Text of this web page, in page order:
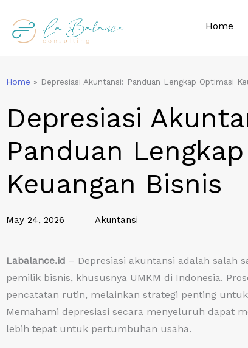
content
Home
Home » Depresiasi Akuntansi: Panduan Lengkap Optimasi
Depresiasi
Panduan
Keuangan Bisnis
May 24, 2026 Akuntansi
Labalance.id – Depresiasi akuntansi adalah salah
pemilik bisnis, khususnya UMKM di Indonesia.
pencatatan rutin, melainkan strategi penting
Memahami depresiasi secara menyeluruh dapat
lebih tepat untuk pertumbuhan usaha.